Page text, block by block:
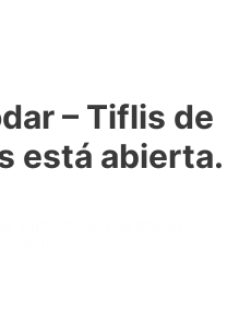
– Tiflis de
está abierta.